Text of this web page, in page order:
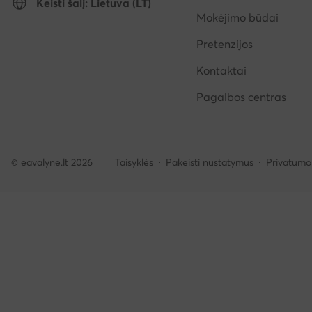
Keisti šalį: Lietuva (LT)
Mokėjimo būdai
Pretenzijos
Kontaktai
Pagalbos centras
© eavalyne.lt 2026 Taisyklės Pakeisti nustatymus